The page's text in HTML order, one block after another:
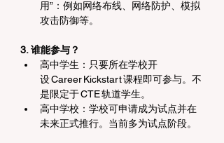
用”：例如网络布线、网络防护、模拟
攻击防御等。
3. 谁能参与？
高中学生：只要所在学校开
设 Career Kickstart 课程即可参与。不
是限定于 CTE 轨道学生。
高中学校：学校可申请成为试点并在
未来正式推行。当前多为试点阶段。